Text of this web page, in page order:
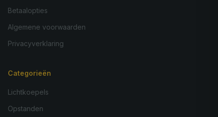
Betaalopties
Algemene voorwaarden
Privacyverklaring
Categorieën
Lichtkoepels
Opstanden